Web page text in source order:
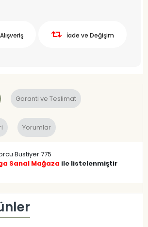
İade ve Değişim
Garanti ve Teslimat
Yorumlar
Bustiyer 775
Sanal Mağaza ile listelenmiştir